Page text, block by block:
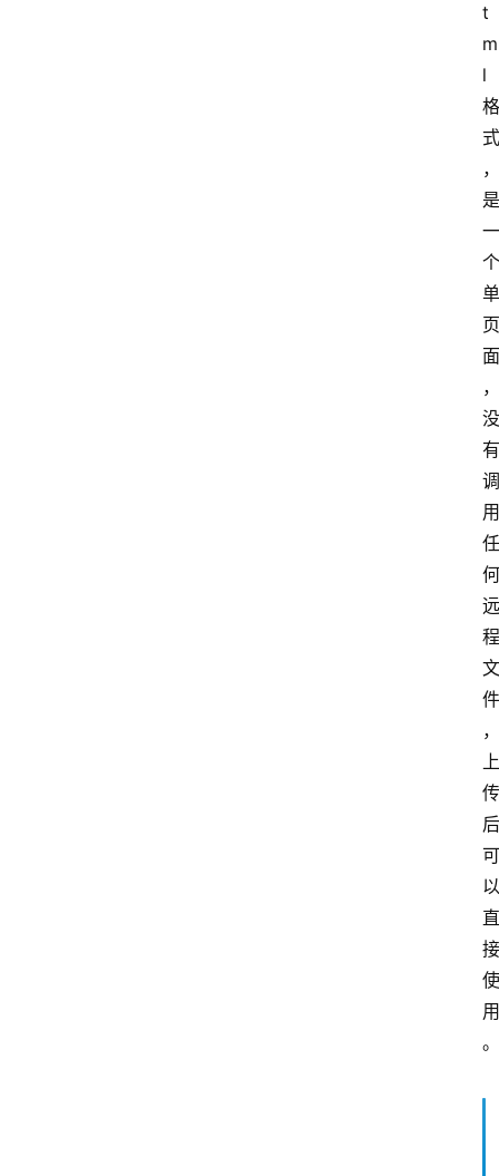
t
m
l
格
式
，
是
一
个
单
页
面
，
没
有
调
用
任
何
远
程
文
件
，
上
传
后
可
以
直
接
使
用
。